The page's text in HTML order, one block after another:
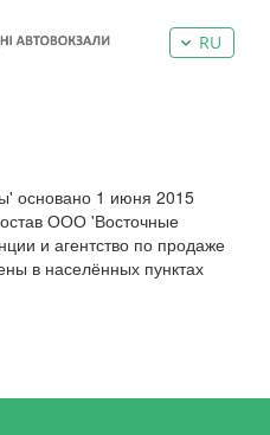
RU
основано 1 июня 2015
ООО 'Восточные
и агентство по продаже
в населённых пунктах